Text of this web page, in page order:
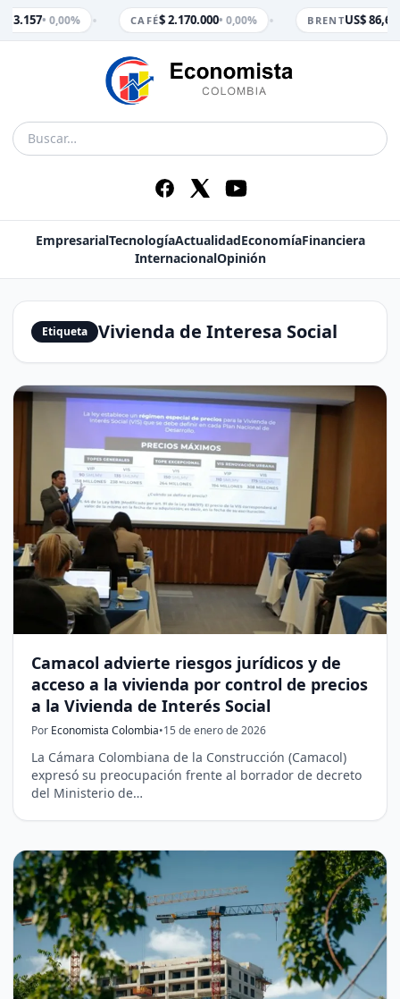
$ 3.157• 0,00% • CAFÉ$ 2.170.000• 0,00% • BRENTUS$ 86,65
EmpresarialTecnologíaActualidadEconomíaFinanciera
InternacionalOpinión
Etiqueta Vivienda de Interesa Social
Camacol advierte riesgos jurídicos y de
acceso a la vivienda por control de precios
a la Vivienda de Interés Social
Por Economista Colombia•15 de enero de 2026
La Cámara Colombiana de la Construcción (Camacol)
expresó su preocupación frente al borrador de decreto
del Ministerio de…